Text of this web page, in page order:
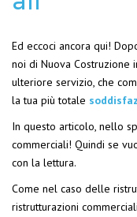
Ed eccoci ancora qui!
noi di Nuova Costruzione
ulteriore servizio, che
la tua più totale
In questo articolo, nello
commerciali! Quindi se
con la lettura.
Come nel caso delle
ristrutturazioni